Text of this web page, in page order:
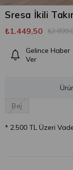
Sresa İkili
₺1.449,50
Gelince Haber
Ver
Bej
* 2.500 TL Üzeri